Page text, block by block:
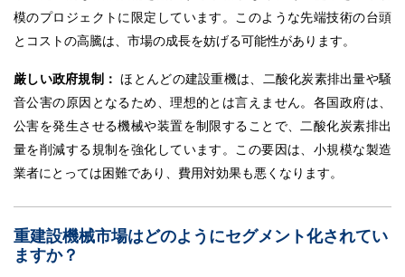
模のプロジェクトに限定しています。このような先端技術の台頭
とコストの高騰は、市場の成長を妨げる可能性があります。
厳しい政府規制： ほとんどの建設重機は、二酸化炭素排出量や騒
音公害の原因となるため、理想的とは言えません。各国政府は、
公害を発生させる機械や装置を制限することで、二酸化炭素排出
量を削減する規制を強化しています。この要因は、小規模な製造
業者にとっては困難であり、費用対効果も悪くなります。
重建設機械市場はどのようにセグメント化されてい
ますか？